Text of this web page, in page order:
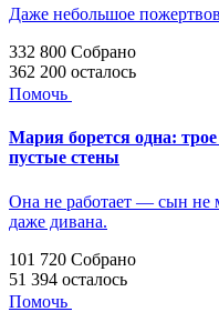
Даже небольшое
332 800 Собрано
362 200 осталось
Помочь
Мария борется одна:
пустые стены
Она не работает — сын не
даже дивана.
101 720 Собрано
51 394 осталось
Помочь